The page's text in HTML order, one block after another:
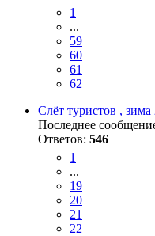
1
...
59
60
61
62
Слёт туристов , зима
Последнее
Ответов: 546
1
...
19
20
21
22